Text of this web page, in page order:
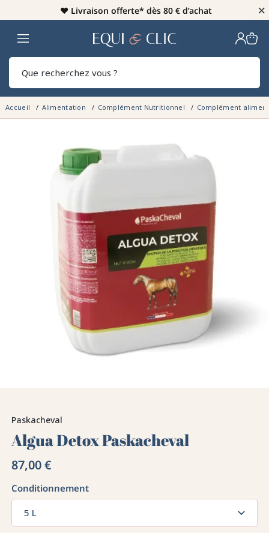
♥️ Livraison offerte* dès 80 € d’achat ×
Home
Accueil Alimentation Complément Nutritionnel Complément
Paskacheval
Algua Detox Paskacheval
87,00 €
Conditionnement
5 L